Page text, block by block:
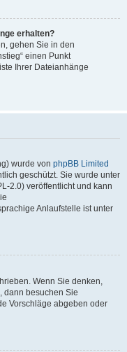
erhalten?
gehen Sie in den
einen Punkt
Ihrer Dateianhänge
wurde von phpBB Limited
geschützt. Sie wurde unter
2.0) veröffentlicht und kann
Anlaufstelle ist unter
Wenn Sie denken,
dann besuchen Sie
Vorschläge abgeben oder